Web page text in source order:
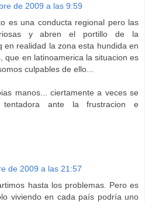
de 2009 a las 9:59
es una conducta regional pero las
y abren el portillo de la
en realidad la zona esta hundida en
que en latinoamerica la situacion es
culpables de ello...
manos... ciertamente a veces se
ante la frustracion e
de 2009 a las 21:57
hasta los problemas. Pero es
viviendo en cada país podría uno